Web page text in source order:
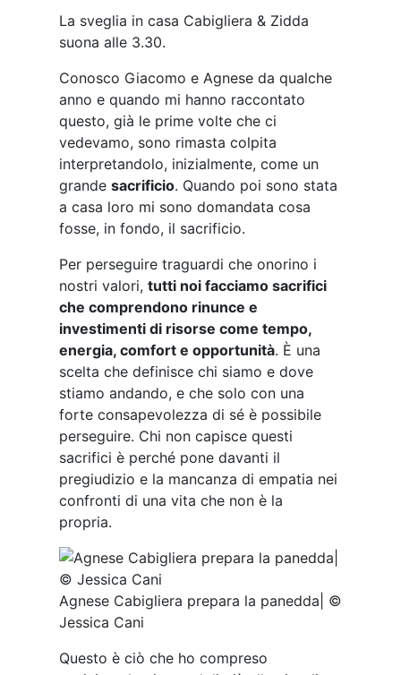
La sveglia in casa Cabigliera & Zidda
suona alle 3.30.
Conosco Giacomo e Agnese da qualche
anno e quando mi hanno raccontato
questo, già le prime volte che ci
vedevamo, sono rimasta colpita
interpretandolo, inizialmente, come un
grande sacrificio. Quando poi sono stata
a casa loro mi sono domandata cosa
fosse, in fondo, il sacrificio.
Per perseguire traguardi che onorino i
nostri valori, tutti noi facciamo sacrifici
che comprendono rinunce e
investimenti di risorse come tempo,
energia, comfort e opportunità. È una
scelta che definisce chi siamo e dove
stiamo andando, e che solo con una
forte consapevolezza di sé è possibile
perseguire. Chi non capisce questi
sacrifici è perché pone davanti il
pregiudizio e la mancanza di empatia nei
confronti di una vita che non è la
propria.
Agnese Cabigliera prepara la panedda| ©
Jessica Cani
Questo è ciò che ho compreso